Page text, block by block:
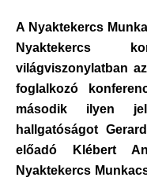
A Nyaktekercs
Nyaktekercs
világviszonylatban
foglalkozó
második ilyen
hallgatóságot
előadó Klébert
Nyaktekercs